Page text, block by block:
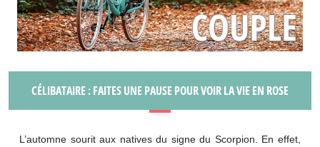
CÉLIBATAIRE : FAITES UNE PAUSE POUR VOIR LA VIE EN ROSE
L’automne sourit aux natives du signe du Scorpion. En effet,